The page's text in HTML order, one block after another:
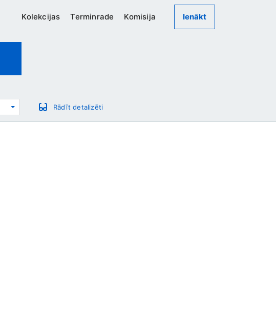
Kolekcijas Terminrade Komisija Ienākt
Rādīt detalizēti